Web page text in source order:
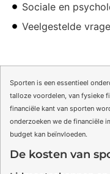
Sociale en
Veelgestelde
Sporten is een essentieel
talloze voordelen, van fysieke
financiële kant van sporten
onderzoeken we de financiële
budget kan beïnvloeden.
De kosten van